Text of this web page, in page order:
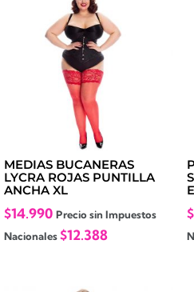
MEDIAS BUCANERAS
LYCRA ROJAS PUNTILLA
ANCHA XL
$14.990 Precio sin Impuestos
Nacionales$12.388
$